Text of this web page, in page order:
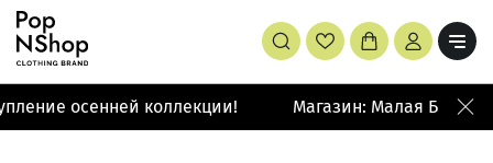
осенней коллекции! Магазин: Малая